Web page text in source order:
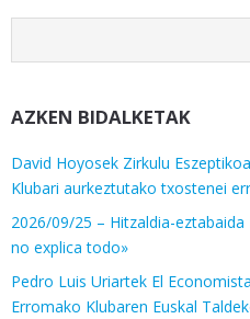
AZKEN BIDALKETAK
David Hoyosek Zirkulu
Klubari aurkeztutako txostenei
2026/09/25 – Hitzaldia-
no explica todo»
Pedro Luis Uriartek El
Erromako Klubaren Euskal